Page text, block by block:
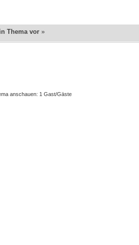
Thema vor »
anschauen: 1 Gast/Gäste